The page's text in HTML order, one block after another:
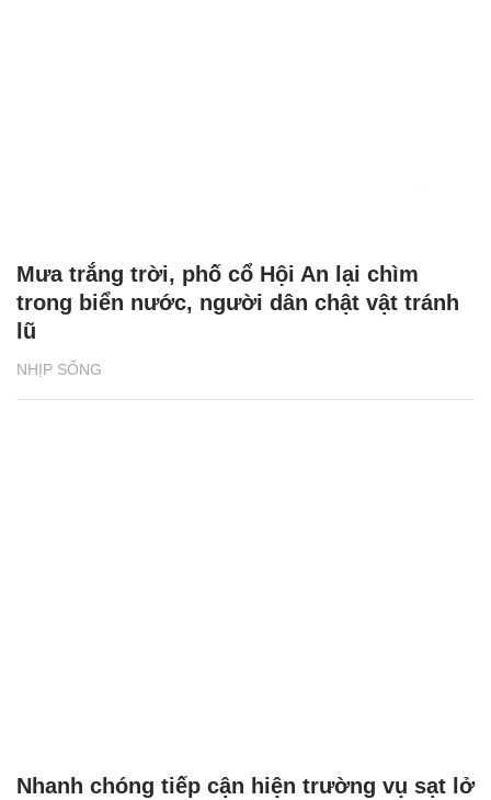
NHỊP SỐNG
Mưa trắng trời, phố cổ Hội An lại chìm
trong biển nước, người dân chật vật tránh
lũ
Nhanh chóng tiếp cận hiện trường vụ sạt lở